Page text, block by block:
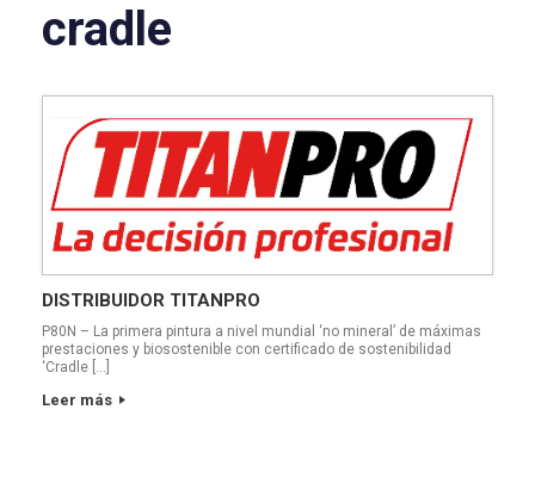
cradle
DISTRIBUIDOR TITANPRO
P80N – La primera pintura a nivel mundial ‘no mineral’ de máximas
prestaciones y biosostenible con certificado de sostenibilidad
‘Cradle […]
Leer más